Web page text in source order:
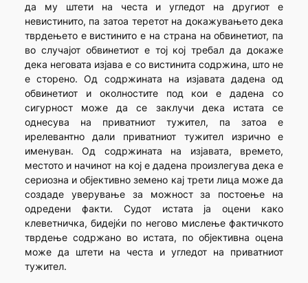
да му штети на честа и угледот на другиот е
невистинито, па затоа теретот на докажувањето дека
тврдењето е вистинито е на страна на обвинетиот, па
во случајот обвинетиот е тој кој требал да докаже
дека неговата изјава е со вистинита содржина, што не
е сторено. Од содржината на изјавата дадена од
обвинетиот и околностите под кои е дадена со
сигурност може да се заклучи дека истата се
однесува на приватниот тужител, па затоа е
ирелевантно дали приватниот тужител изрично е
именуван. Од содржината на изјавата, времето,
местото и начинот на кој е дадена произлегува дека е
сериозна и објективно земено кај трети лица може да
создаде уверување за можност за постоење на
одредени факти. Судот истата ја оцени како
клеветничка, бидејќи по негово мислење фактичкото
тврдење содржано во истата, по објективна оцена
може да штети на честа и угледот на приватниот
тужител.